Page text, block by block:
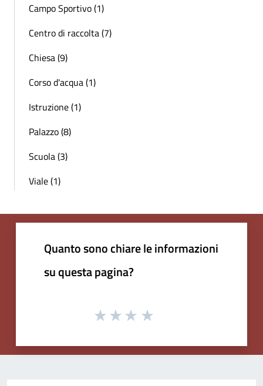
Campo Sportivo (1)
Centro di raccolta (7)
Chiesa (9)
Corso d'acqua (1)
Istruzione (1)
Palazzo (8)
Scuola (3)
Viale (1)
Quanto sono chiare le informazioni
su questa pagina?